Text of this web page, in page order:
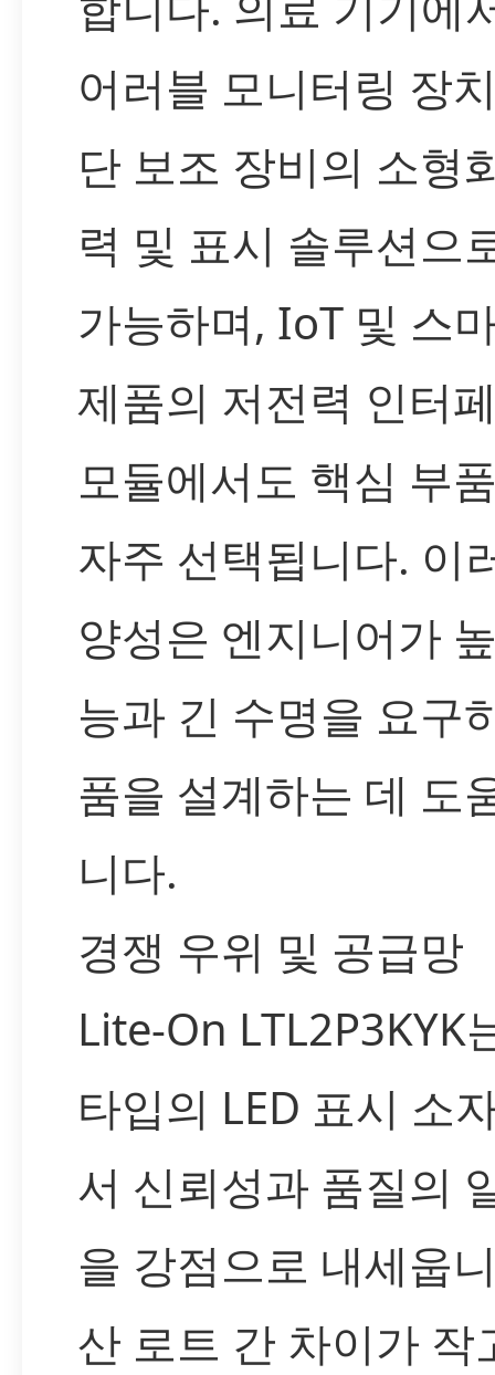
어러블 모니터링 장
단 보조 장비의 소형
력 및 표시 솔루션으
가능하며, IoT 및 스
제품의 저전력 인터
모듈에서도 핵심 부
자주 선택됩니다. 이
양성은 엔지니어가
능과 긴 수명을 요구
품을 설계하는 데 도
니다.
경쟁 우위 및 공급망
Lite-On LTL2P3KYK
타입의 LED 표시 소
서 신뢰성과 품질의
을 강점으로 내세웁
산 로트 간 차이가 작